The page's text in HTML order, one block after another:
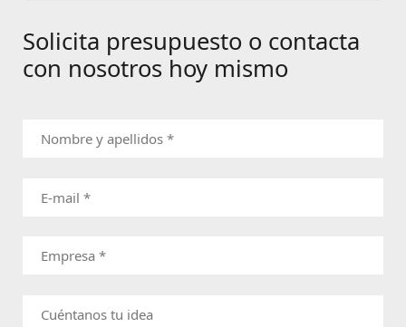
Solicita presupuesto o contacta
con nosotros hoy mismo